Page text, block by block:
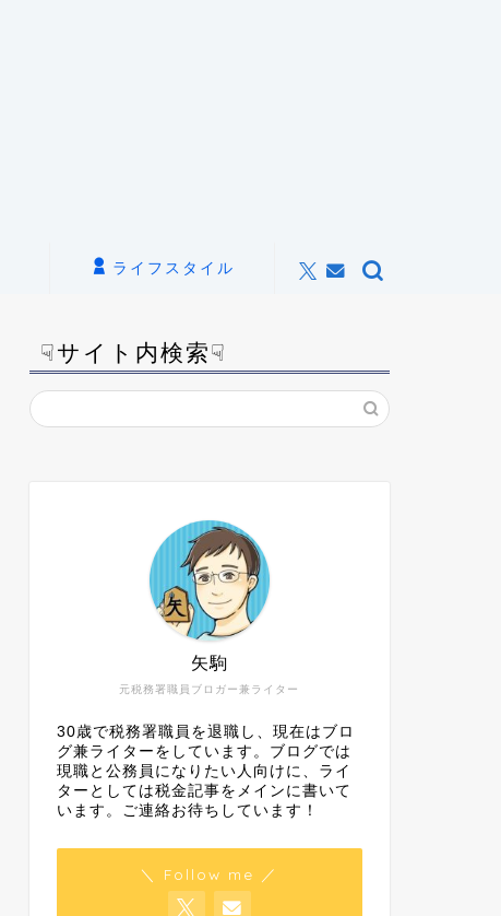
ライフスタイル
☟サイト内検索☟
元税務署職員ブロガー兼ライター
矢駒
30歳で税務署職員を退職し、現在はブロ
グ兼ライターをしています。ブログでは
現職と公務員になりたい人向けに、ライ
ターとしては税金記事をメインに書いて
います。ご連絡お待ちしています！
＼ Follow me ／